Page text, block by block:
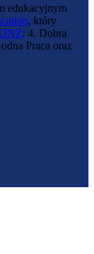
edukacyjnym
, który
: 4. Dobra
Praca oraz